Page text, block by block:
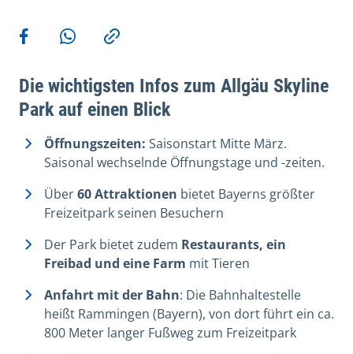
Weitere Aktionen
Teilen auf Facebook
Teilen via WhatsApp
Kopieren
Die wichtigsten Infos zum Allgäu Skyline
Park auf einen Blick
Öffnungszeiten: Saisonstart Mitte März.
Saisonal wechselnde Öffnungstage und -zeiten.
Über60 Attraktionen bietet Bayerns größter
Freizeitpark seinen Besuchern
Der Park bietet zudem Restaurants, ein
Freibad und eine Farm mit Tieren
Anfahrt mit der Bahn: Die Bahnhaltestelle
heißt Rammingen (Bayern), von dort führt ein ca.
800 Meter langer Fußweg zum Freizeitpark